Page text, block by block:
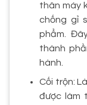
thân máy
chống gỉ
phẩm.
thành
hành.
Cối trộn:
được làm